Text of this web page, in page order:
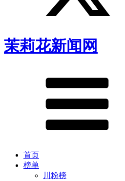
茉莉花新闻网
首页
榜单
川粉榜